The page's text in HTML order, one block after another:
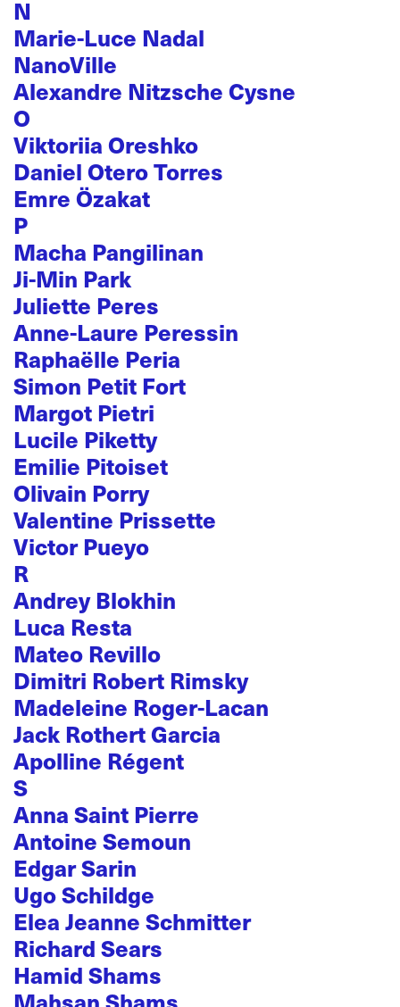
N
Marie-Luce Nadal
NanoVille
Alexandre Nitzsche Cysne
O
Viktoriia Oreshko
Daniel Otero Torres
Emre Özakat
P
Macha Pangilinan
Ji-Min Park
Juliette Peres
Anne-Laure Peressin
Raphaëlle Peria
Simon Petit Fort
Margot Pietri
Lucile Piketty
Emilie Pitoiset
Olivain Porry
Valentine Prissette
Victor Pueyo
R
Andrey Blokhin
Luca Resta
Mateo Revillo
Dimitri Robert Rimsky
Madeleine Roger-Lacan
Jack Rothert Garcia
Apolline Régent
S
Anna Saint Pierre
Antoine Semoun
Edgar Sarin
Ugo Schildge
Elea Jeanne Schmitter
Richard Sears
Hamid Shams